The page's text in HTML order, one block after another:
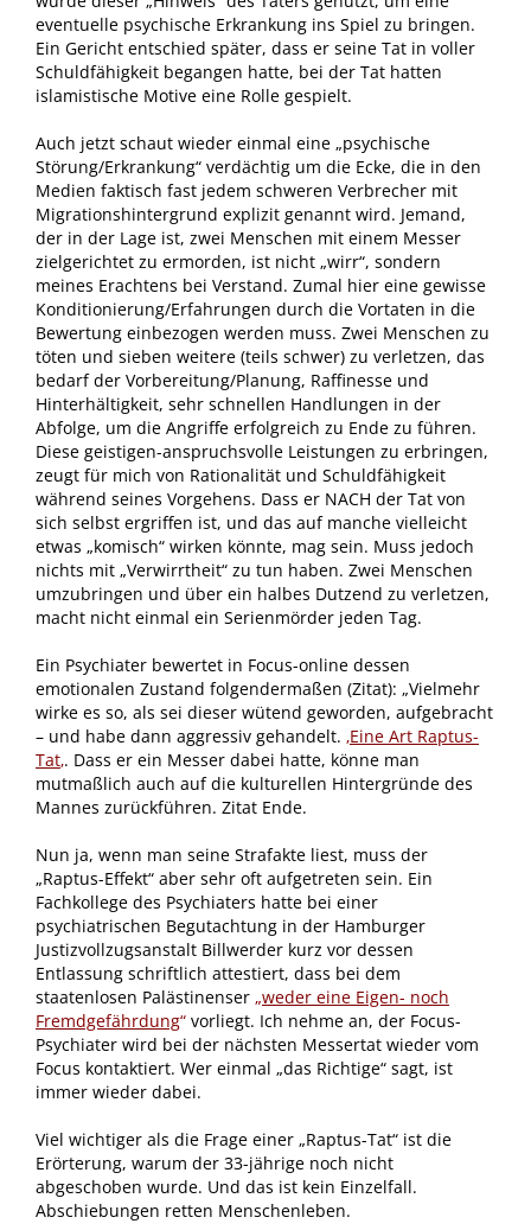
eventuelle psychische Erkrankung ins Spiel zu bringen.
Ein Gericht entschied später, dass er seine Tat in voller
Schuldfähigkeit begangen hatte, bei der Tat hatten
islamistische Motive eine Rolle gespielt.
Auch jetzt schaut wieder einmal eine „psychische
Störung/Erkrankung“ verdächtig um die Ecke, die in den
Medien faktisch fast jedem schweren Verbrecher mit
Migrationshintergrund explizit genannt wird. Jemand,
der in der Lage ist, zwei Menschen mit einem Messer
zielgerichtet zu ermorden, ist nicht „wirr“, sondern
meines Erachtens bei Verstand. Zumal hier eine gewisse
Konditionierung/Erfahrungen durch die Vortaten in die
Bewertung einbezogen werden muss. Zwei Menschen zu
töten und sieben weitere (teils schwer) zu verletzen, das
bedarf der Vorbereitung/Planung, Raffinesse und
Hinterhältigkeit, sehr schnellen Handlungen in der
Abfolge, um die Angriffe erfolgreich zu Ende zu führen.
Diese geistigen-anspruchsvolle Leistungen zu erbringen,
zeugt für mich von Rationalität und Schuldfähigkeit
während seines Vorgehens. Dass er NACH der Tat von
sich selbst ergriffen ist, und das auf manche vielleicht
etwas „komisch“ wirken könnte, mag sein. Muss jedoch
nichts mit „Verwirrtheit“ zu tun haben. Zwei Menschen
umzubringen und über ein halbes Dutzend zu verletzen,
macht nicht einmal ein Serienmörder jeden Tag.
Ein Psychiater bewertet in Focus-online dessen
emotionalen Zustand folgendermaßen (Zitat): „Vielmehr
wirke es so, als sei dieser wütend geworden, aufgebracht
– und habe dann aggressiv gehandelt. ‚Eine Art Raptus-
Tat‚. Dass er ein Messer dabei hatte, könne man
mutmaßlich auch auf die kulturellen Hintergründe des
Mannes zurückführen. Zitat Ende.
Nun ja, wenn man seine Strafakte liest, muss der
„Raptus-Effekt“ aber sehr oft aufgetreten sein. Ein
Fachkollege des Psychiaters hatte bei einer
psychiatrischen Begutachtung in der Hamburger
Justizvollzugsanstalt Billwerder kurz vor dessen
Entlassung schriftlich attestiert, dass bei dem
staatenlosen Palästinenser „weder eine Eigen- noch
Fremdgefährdung“vorliegt. Ich nehme an, der Focus-
Psychiater wird bei der nächsten Messertat wieder vom
Focus kontaktiert. Wer einmal „das Richtige“ sagt, ist
immer wieder dabei.
Viel wichtiger als die Frage einer „Raptus-Tat“ ist die
Erörterung, warum der 33-jährige noch nicht
abgeschoben wurde. Und das ist kein Einzelfall.
Abschiebungen retten Menschenleben.